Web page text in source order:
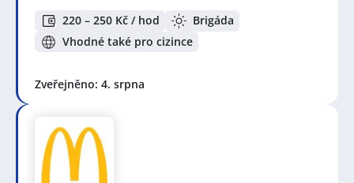
220 – 250 Kč / hod
Brigáda
Vhodné také pro cizince
Zveřejněno: 4. srpna